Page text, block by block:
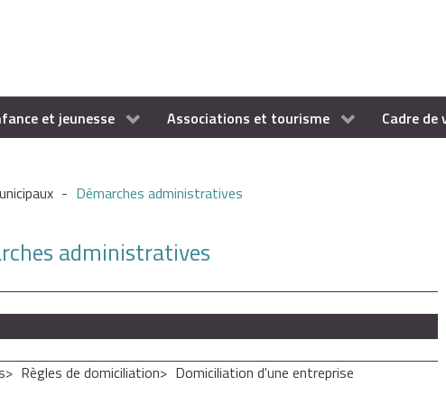
et jeunesse Associations et tourisme Cadre de
- Démarches administratives
administratives
Règles de domiciliation Domiciliation d'une entreprise